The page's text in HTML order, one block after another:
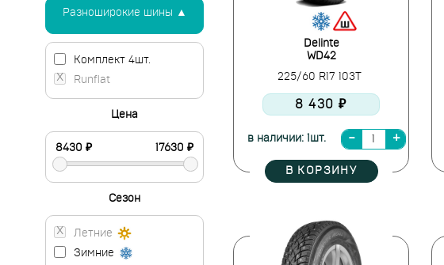
Delinte
WD42
225/60 R17 103T
8 430 ₽
в наличии: 1шт.
В КОРЗИНУ
Разноширокие шины ▲
Комплект 4шт.
Runflat
Цена
Сезон
Летние
Зимние